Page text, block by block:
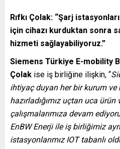
Rıfkı Çolak: “Şarj
için cihazı kurduktan sonra
hizmeti sağlayabiliyoruz.”
Siemens Türkiye E-mobility
Çolak ise iş birliğine ilişkin, “
ihtiyaç duyan her bir kurum ve
hazırladığımız uçtan uca
çalışmalarımıza devam
EnBW Enerji ile iş birliğimiz
istasyonlarımız IOT tabanlı